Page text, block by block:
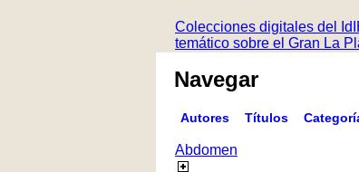
Colecciones digitales del
temático sobre el Gran La
Navegar
Autores Títulos
Abdomen